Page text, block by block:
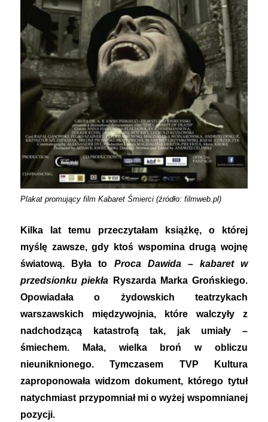
Plakat promujący film Kabaret Śmierci (źródło: filmweb.pl)
Kilka lat temu przeczytałam książkę, o której
myślę zawsze, gdy ktoś wspomina drugą wojnę
światową. Była to Proca Dawida – kabaret w
przedsionku piekła Ryszarda Marka Grońskiego.
Opowiadała o żydowskich teatrzykach
warszawskich międzywojnia, które walczyły z
nadchodzącą katastrofą tak, jak umiały –
śmiechem. Mała, wielka broń w obliczu
nieuniknionego. Tymczasem TVP Kultura
zaproponowała widzom dokument, którego tytuł
natychmiast przypomniał mi o wyżej wspomnianej
pozycji.